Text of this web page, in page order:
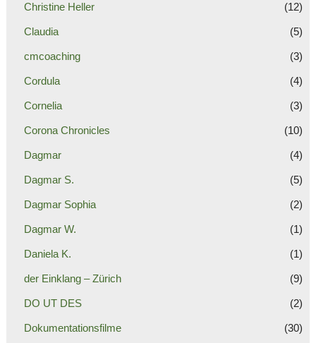
Christine Heller (12)
Claudia (5)
cmcoaching (3)
Cordula (4)
Cornelia (3)
Corona Chronicles (10)
Dagmar (4)
Dagmar S. (5)
Dagmar Sophia (2)
Dagmar W. (1)
Daniela K. (1)
der Einklang – Zürich (9)
DO UT DES (2)
Dokumentationsfilme (30)